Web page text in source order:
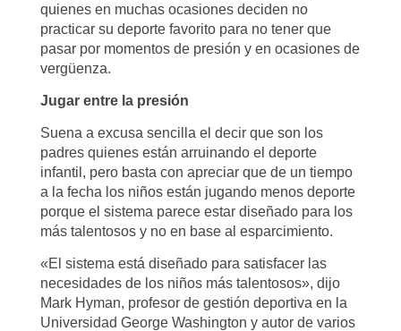
quienes en muchas ocasiones deciden no
practicar su deporte favorito para no tener que
pasar por momentos de presión y en ocasiones de
vergüenza.
Jugar entre la presión
Suena a excusa sencilla el decir que son los
padres quienes están arruinando el deporte
infantil, pero basta con apreciar que de un tiempo
a la fecha los niños están jugando menos deporte
porque el sistema parece estar diseñado para los
más talentosos y no en base al esparcimiento.
«El sistema está diseñado para satisfacer las
necesidades de los niños más talentosos», dijo
Mark Hyman, profesor de gestión deportiva en la
Universidad George Washington y autor de varios